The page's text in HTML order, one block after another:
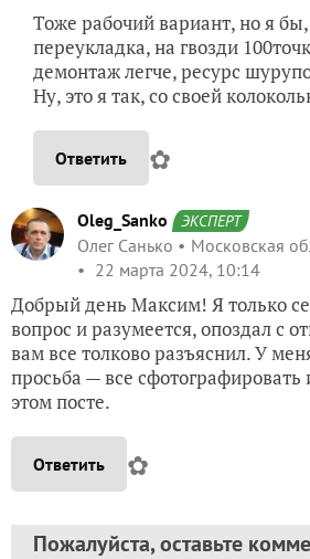
Тоже рабочий вариант, но я
переукладка, на гвозди
демонтаж легче, ресурс
Ну, это я так, со своей
Ответить ✿
Oleg_Sanko ЭКСПЕРТ
Олег Санько
Московская
22 марта 2024, 10:14
Добрый день Максим! Я только
вопрос и разумеется, опоздал с
вам все толково разъяснил. У
просьба — все
этом посте.
Ответить ✿
Пожалуйста, оставьте